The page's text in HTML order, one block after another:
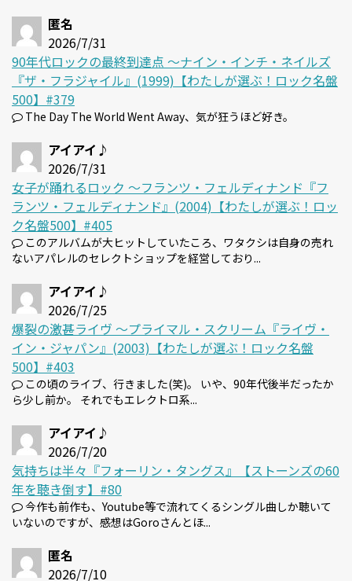
匿名
2026/7/31
90年代ロックの最終到達点 〜ナイン・インチ・ネイルズ
『ザ・フラジャイル』(1999)【わたしが選ぶ！ロック名盤
500】#379
The Day The World Went Away、気が狂うほど好き。
アイアイ♪
2026/7/31
女子が踊れるロック 〜フランツ・フェルディナンド『フ
ランツ・フェルディナンド』(2004)【わたしが選ぶ！ロッ
ク名盤500】#405
このアルバムが大ヒットしていたころ、ワタクシは自身の売れ
ないアパレルのセレクトショップを経営しており...
アイアイ♪
2026/7/25
爆裂の激甚ライヴ 〜プライマル・スクリーム『ライヴ・
イン・ジャパン』(2003)【わたしが選ぶ！ロック名盤
500】#403
この頃のライブ、行きました(笑)。 いや、90年代後半だったか
ら少し前か。 それでもエレクトロ系...
アイアイ♪
2026/7/20
気持ちは半々『フォーリン・タングス』【ストーンズの60
年を聴き倒す】#80
今作も前作も、Youtube等で流れてくるシングル曲しか聴いて
いないのですが、感想はGoroさんとほ...
匿名
2026/7/10